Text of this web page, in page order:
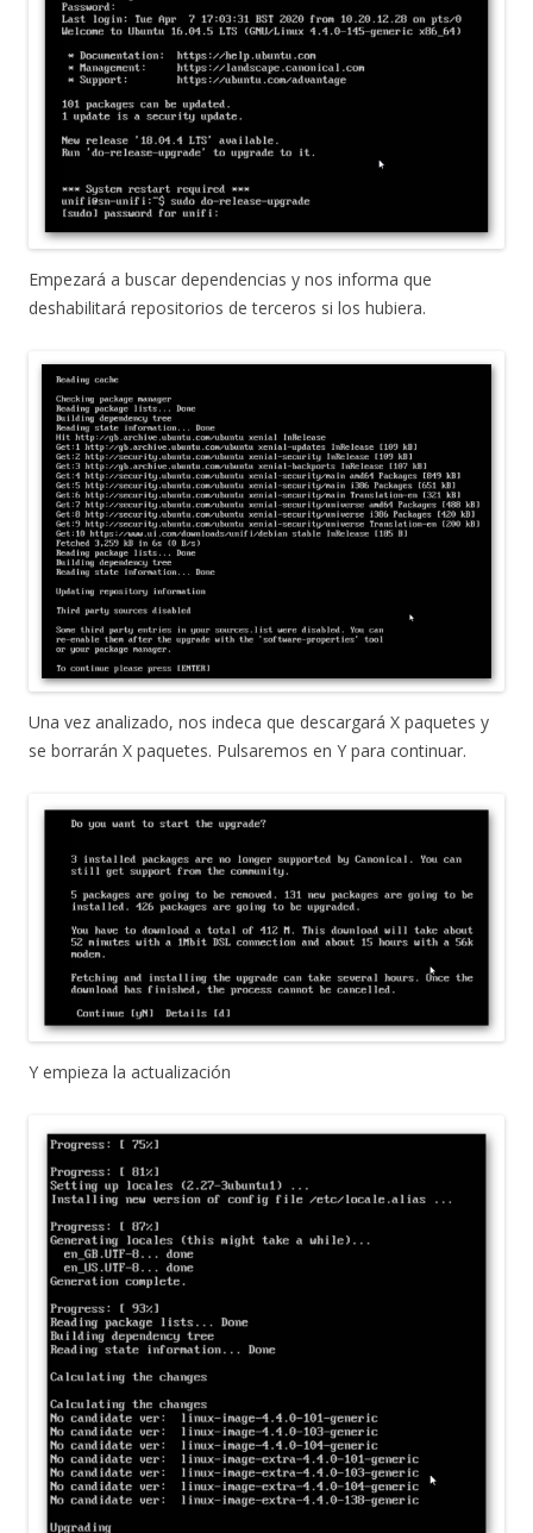
Empezará a buscar dependencias y nos informa que
deshabilitará repositorios de terceros si los hubiera.
Una vez analizado, nos indeca que descargará X paquetes y
se borrarán X paquetes. Pulsaremos en Y para continuar.
Y empieza la actualización